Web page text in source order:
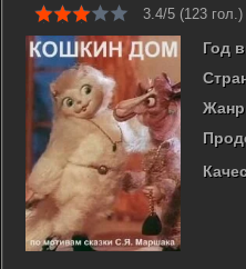
3.4/5 (123 гол.)
Год